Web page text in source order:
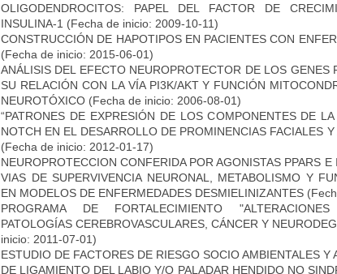
OLIGODENDROCITOS: PAPEL DEL FACTOR DE
INSULINA-1 (Fecha de inicio: 2009-10-11)
CONSTRUCCIÓN DE HAPOTIPOS EN PACIENTES CON
(Fecha de inicio: 2015-06-01)
ANÁLISIS DEL EFECTO NEUROPROTECTOR DE LOS GENES
SU RELACIÓN CON LA VÍA PI3K/AKT Y FUNCIÓN
NEUROTÓXICO (Fecha de inicio: 2006-08-01)
“PATRONES DE EXPRESIÓN DE LOS COMPONENTES DE
NOTCH EN EL DESARROLLO DE PROMINENCIAS FACIALES
(Fecha de inicio: 2012-01-17)
NEUROPROTECCION CONFERIDA POR AGONISTAS PPARS
VIAS DE SUPERVIVENCIA NEURONAL, METABOLISMO Y
EN MODELOS DE ENFERMEDADES DESMIELINIZANTES
PROGRAMA DE FORTALECIMIENTO
PATOLOGÍAS CEREBROVASCULARES, CÁNCER Y
inicio: 2011-07-01)
ESTUDIO DE FACTORES DE RIESGO SOCIO AMBIENTALES Y
DE LIGAMIENTO DEL LABIO Y/O PALADAR HENDIDO NO